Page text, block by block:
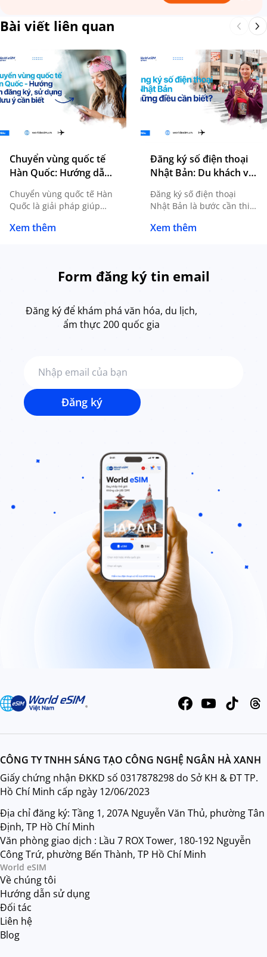
Bài viết liên quan
Chuyển vùng quốc tế
Hàn Quốc: Hướng dẫn
đăng ký, sử dụng và
lưu ý cần biết
Chuyển vùng quốc tế Hàn
Quốc là giải pháp giúp
dụng SIM Việt Nam khi du
ổn định và hạn chế phát
cách […]
Xem thêm
Đăng ký số điện thoại
Nhật Bản: Du khách và
Đăng ký số điện thoại
Nhật Bản là bước cần thiết
lao động, khách du lịch
số điện thoại nội địa
Xem thêm
Form đăng ký tin email
Đăng ký để khám phá văn hóa, du lịch,
ẩm thực 200 quốc gia
Đăng ký
CÔNG TY TNHH SÁNG TẠO CÔNG NGHỆ NGÂN HÀ XANH
Giấy chứng nhận ĐKKD số 0317878298 do Sở KH & ĐT TP.
Hồ Chí Minh cấp ngày 12/06/2023
Địa chỉ đăng ký: Tầng 1, 207A Nguyễn Văn Thủ, phường Tân
Định, TP Hồ Chí Minh
Văn phòng giao dịch : Lầu 7 ROX Tower, 180-192 Nguyễn
Công Trứ, phường Bến Thành, TP Hồ Chí Minh
World eSIM
Về chúng tôi
Hướng dẫn sử dụng
Đối tác
Liên hệ
Blog